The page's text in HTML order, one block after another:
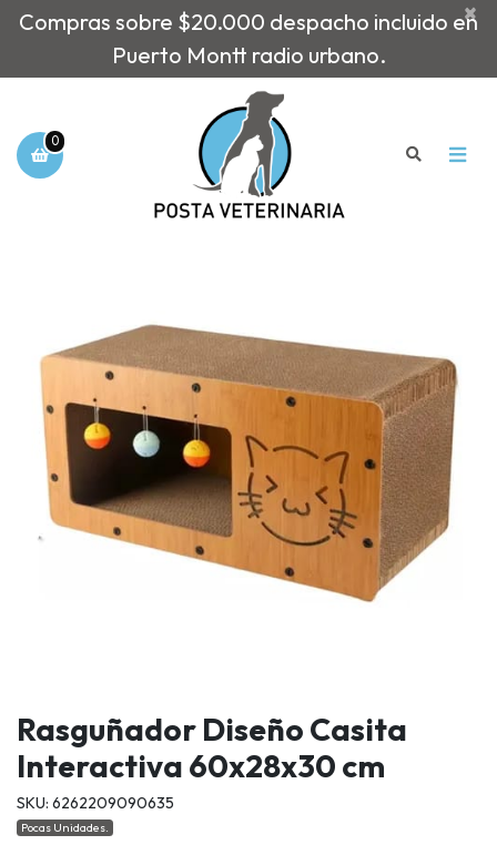
Compras sobre $20.000 despacho incluido en
Puerto Montt radio urbano.
×
0
Rasguñador Diseño Casita
Interactiva 60x28x30 cm
SKU: 6262209090635
Pocas Unidades.